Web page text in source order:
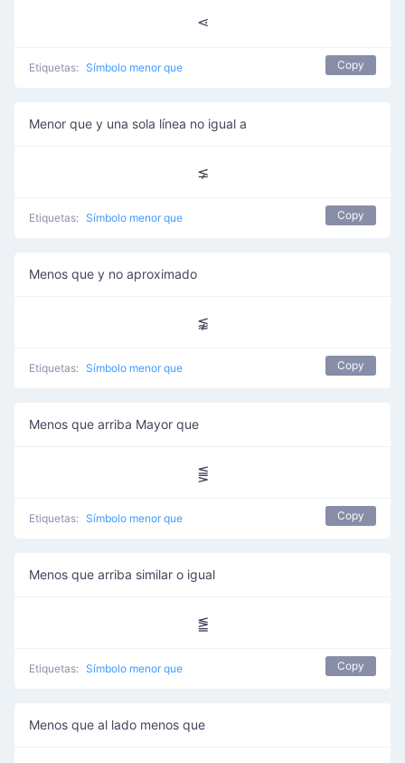
⋖
Etiquetas: Símbolo menor que Copy
Menor que y una sola línea no igual a
⪇
Etiquetas: Símbolo menor que Copy
Menos que y no aproximado
⪉
Etiquetas: Símbolo menor que Copy
Menos que arriba Mayor que
⪋
Etiquetas: Símbolo menor que Copy
Menos que arriba similar o igual
⪑
Etiquetas: Símbolo menor que Copy
Menos que al lado menos que